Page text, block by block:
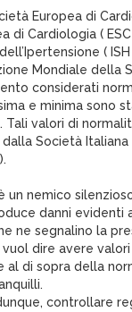
Europea di
di Cardiologia (
(
Mondiale della
considerati
e minima sono
Tali valori di
Società Italiana
un nemico
danni evidenti
ne segnalino la
vuol dire avere
di sopra della
controllare